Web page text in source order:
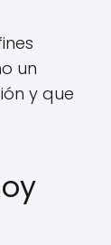
un
y que